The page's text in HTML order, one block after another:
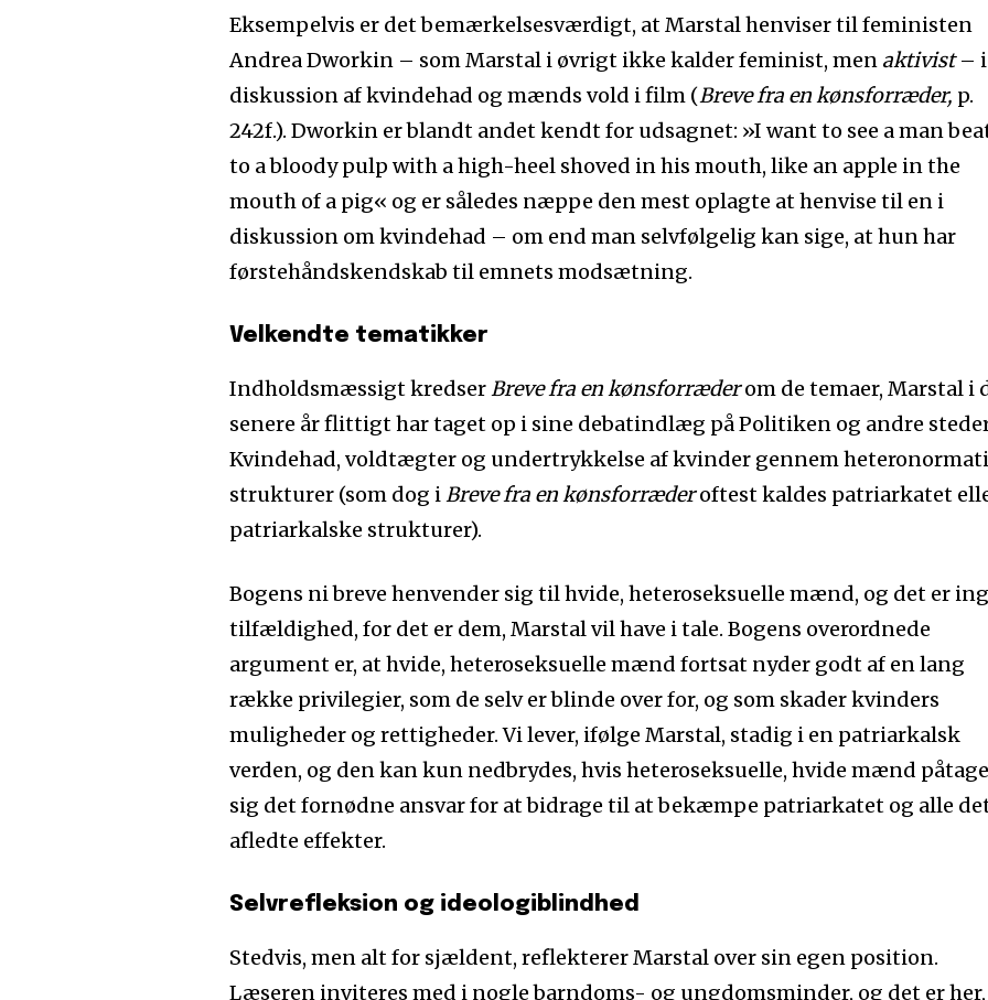
Eksempelvis er det bemærkelsesværdigt, at Marstal henviser til feministen
Andrea Dworkin – som Marstal i øvrigt ikke kalder feminist, men aktivist– i
diskussion af kvindehad og mænds vold i film (Breve fra en kønsforræder, p.
242f.). Dworkin er blandt andet kendt for udsagnet: »I want to see a man
to a bloody pulp with a high-heel shoved in his mouth, like an apple in the
mouth of a pig« og er således næppe den mest oplagte at henvise til en i
diskussion om kvindehad – om end man selvfølgelig kan sige, at hun har
førstehåndskendskab til emnets modsætning.
Velkendte tematikker
Indholdsmæssigt kredserBreve fra en kønsforræderom de temaer, Marstal i
senere år flittigt har taget op i sine debatindlæg på Politiken og andre
Kvindehad, voldtægter og undertrykkelse af kvinder gennem
strukturer (som dog iBreve fra en kønsforræderoftest kaldes patriarkatet
patriarkalske strukturer).
Bogens ni breve henvender sig til hvide, heteroseksuelle mænd, og det er
tilfældighed, for det er dem, Marstal vil have i tale. Bogens overordnede
argument er, at hvide, heteroseksuelle mænd fortsat nyder godt af en lang
række privilegier, som de selv er blinde over for, og som skader kvinders
muligheder og rettigheder. Vi lever, ifølge Marstal, stadig i en patriarkalsk
verden, og den kan kun nedbrydes, hvis heteroseksuelle, hvide mænd
sig det fornødne ansvar for at bidrage til at bekæmpe patriarkatet og alle
afledte effekter.
Selvrefleksion og ideologiblindhed
Stedvis, men alt for sjældent, reflekterer Marstal over sin egen position.
Læseren inviteres med i nogle barndoms- og ungdomsminder, og det er her,